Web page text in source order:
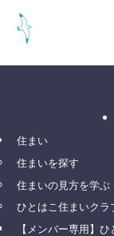
イ
ブ
住まい
住まいを探す
住まいの見方を学ぶ
ひとはこ住まいクラ
【メンバー専用】